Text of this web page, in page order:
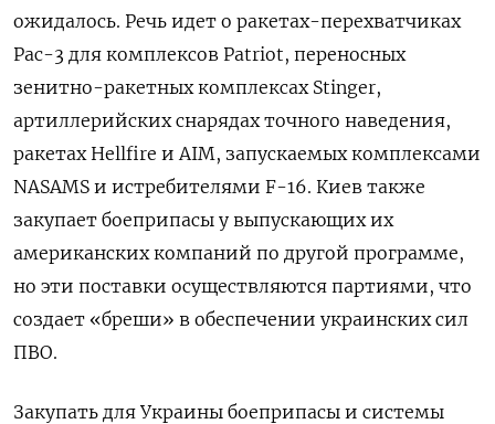
ожидалось. Речь идет о ракетах-перехватчиках
Pac-3 для комплексов Patriot, переносных
зенитно-ракетных комплексах Stinger,
артиллерийских снарядах точного наведения,
ракетах Hellfire и AIM, запускаемых комплексами
NASAMS и истребителями F-16. Киев также
закупает боеприпасы у выпускающих их
американских компаний по другой программе,
но эти поставки осуществляются партиями, что
создает «бреши» в обеспечении украинских сил
ПВО.
Закупать для Украины боеприпасы и системы